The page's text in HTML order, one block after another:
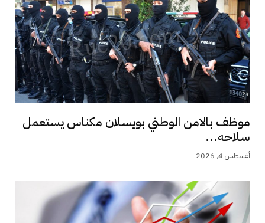
موظف بالامن الوطني بويسلان مكناس يستعمل
سلاحه...
أغسطس 4, 2026